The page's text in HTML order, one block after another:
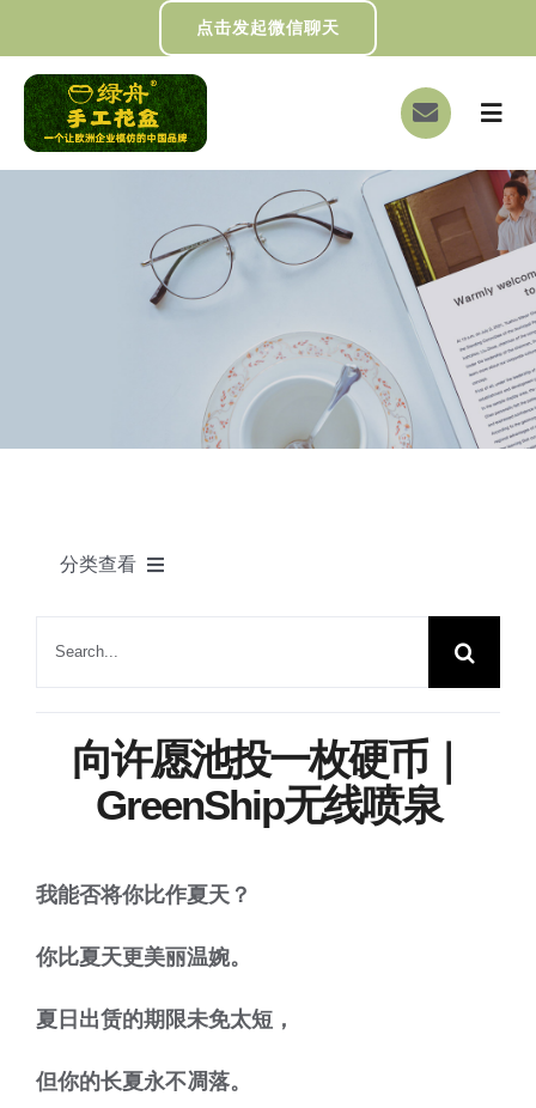
过
点击发起微信聊天
切
导
航
首页
关于我们
DIY制作
分类查看
家居一角
园艺知识
展会动态
向许愿池投一枚硬币｜
GreenShip无线喷泉
我能否将你比作夏天？
你比夏天更美丽温婉。
夏日出赁的期限未免太短，
但你的长夏永不凋落。